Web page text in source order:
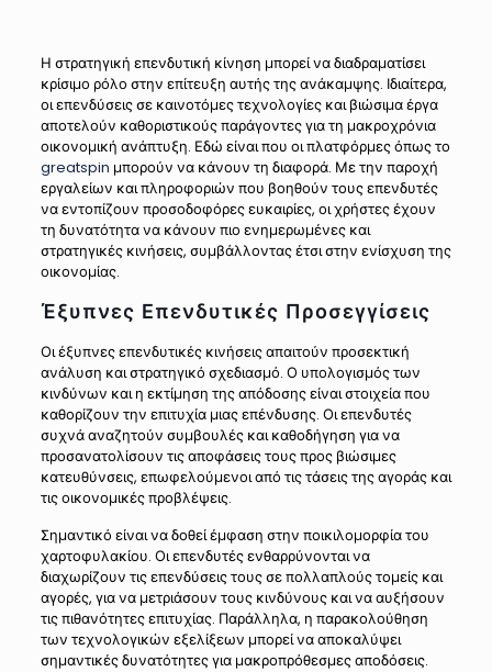
Η στρατηγική επενδυτική κίνηση μπορεί να διαδραματίσει
κρίσιμο ρόλο στην επίτευξη αυτής της ανάκαμψης. Ιδιαίτερα,
οι επενδύσεις σε καινοτόμες τεχνολογίες και βιώσιμα έργα
αποτελούν καθοριστικούς παράγοντες για τη μακροχρόνια
οικονομική ανάπτυξη. Εδώ είναι που οι πλατφόρμες όπως το
greatspin μπορούν να κάνουν τη διαφορά. Με την παροχή
εργαλείων και πληροφοριών που βοηθούν τους επενδυτές
να εντοπίζουν προσοδοφόρες ευκαιρίες, οι χρήστες έχουν
τη δυνατότητα να κάνουν πιο ενημερωμένες και
στρατηγικές κινήσεις, συμβάλλοντας έτσι στην ενίσχυση της
οικονομίας.
Έξυπνες Επενδυτικές Προσεγγίσεις
Οι έξυπνες επενδυτικές κινήσεις απαιτούν προσεκτική
ανάλυση και στρατηγικό σχεδιασμό. Ο υπολογισμός των
κινδύνων και η εκτίμηση της απόδοσης είναι στοιχεία που
καθορίζουν την επιτυχία μιας επένδυσης. Οι επενδυτές
συχνά αναζητούν συμβουλές και καθοδήγηση για να
προσανατολίσουν τις αποφάσεις τους προς βιώσιμες
κατευθύνσεις, επωφελούμενοι από τις τάσεις της αγοράς και
τις οικονομικές προβλέψεις.
Σημαντικό είναι να δοθεί έμφαση στην ποικιλομορφία του
χαρτοφυλακίου. Οι επενδυτές ενθαρρύνονται να
διαχωρίζουν τις επενδύσεις τους σε πολλαπλούς τομείς και
αγορές, για να μετριάσουν τους κινδύνους και να αυξήσουν
τις πιθανότητες επιτυχίας. Παράλληλα, η παρακολούθηση
των τεχνολογικών εξελίξεων μπορεί να αποκαλύψει
σημαντικές δυνατότητες για μακροπρόθεσμες αποδόσεις.